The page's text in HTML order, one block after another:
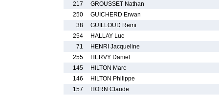
217
GROUSSET Nathan
250
GUICHERD Erwan
38
GUILLOUD Remi
254
HALLAY Luc
71
HENRI Jacqueline
255
HERVY Daniel
145
HILTON Marc
146
HILTON Philippe
157
HORN Claude